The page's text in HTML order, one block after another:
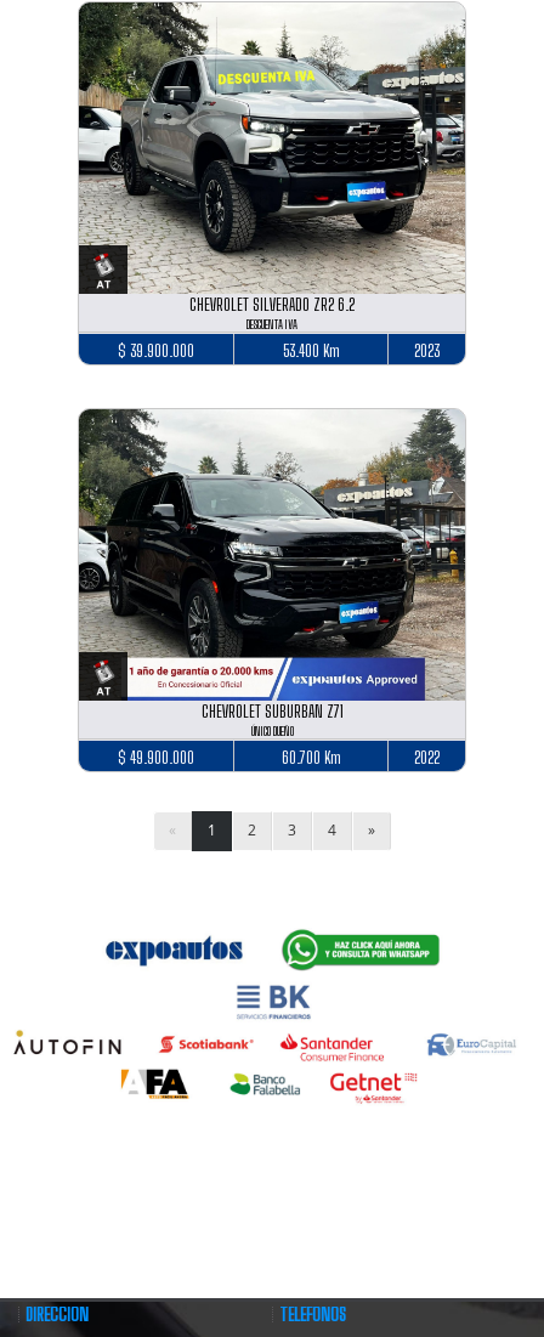
CHEVROLET SILVERADO ZR2 6.2
DESCUENTA IVA
$ 39.900.000 53.400 Km 2023
CHEVROLET SUBURBAN Z71
ÚNICO DUEÑO
$ 49.900.000 60.700 Km 2022
« 1 2 3 4 »
DIRECCIÓN TELÉFONOS